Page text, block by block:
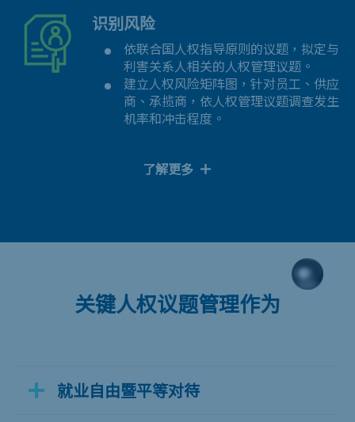
识别风险
依联合国人权指导原则的议题，拟定与
利害关系人相关的人权管理议题。
建立人权风险矩阵图，针对员工、供应
商、承揽商，依人权管理议题调查发生
机率和冲击程度。
了解更多
关键人权议题管理作为
就业自由暨平等对待